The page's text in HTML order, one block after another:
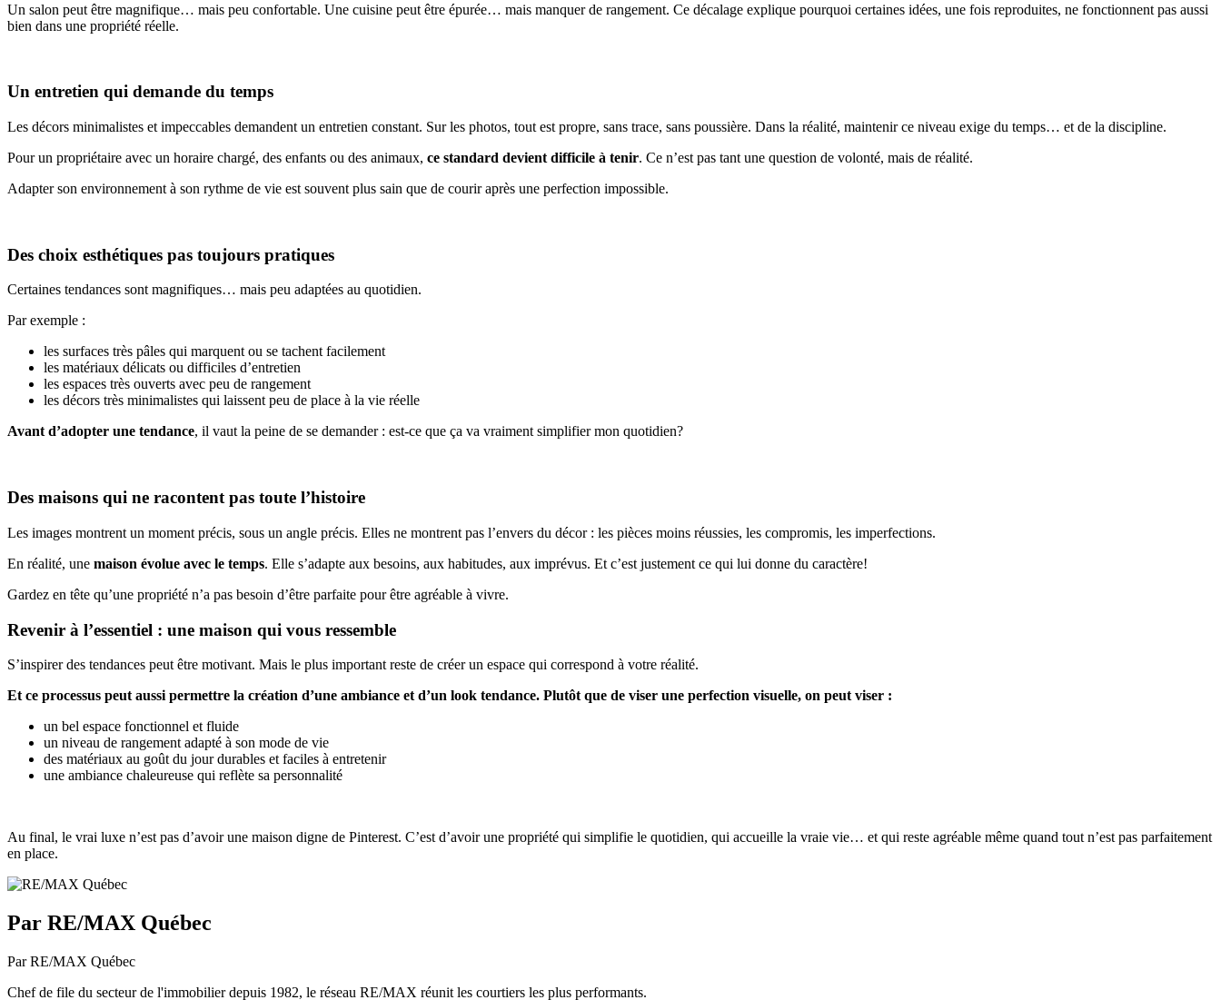
Un salon peut être magnifique… mais peu confortable. Une cuisine peut être épurée… mais manquer de rangement. Ce décalage explique pourquoi certaines idées, une fois reproduites, ne fonctionnent pas aussi
bien dans une propriété réelle.
Un entretien qui demande du temps
Les décors minimalistes et impeccables demandent un entretien constant. Sur les photos, tout est propre, sans trace, sans poussière. Dans la réalité, maintenir ce niveau exige du temps… et de la discipline.
Pour un propriétaire avec un horaire chargé, des enfants ou des animaux, ce standard devient difficile à tenir. Ce n’est pas tant une question de volonté, mais de réalité.
Adapter son environnement à son rythme de vie est souvent plus sain que de courir après une perfection impossible.
Des choix esthétiques pas toujours pratiques
Certaines tendances sont magnifiques… mais peu adaptées au quotidien.
Par exemple :
les surfaces très pâles qui marquent ou se tachent facilement
les matériaux délicats ou difficiles d’entretien
les espaces très ouverts avec peu de rangement
les décors très minimalistes qui laissent peu de place à la vie réelle
Avant d’adopter une tendance, il vaut la peine de se demander : est-ce que ça va vraiment simplifier mon quotidien?
Des maisons qui ne racontent pas toute l’histoire
Les images montrent un moment précis, sous un angle précis. Elles ne montrent pas l’envers du décor : les pièces moins réussies, les compromis, les imperfections.
En réalité, une maison évolue avec le temps. Elle s’adapte aux besoins, aux habitudes, aux imprévus. Et c’est justement ce qui lui donne du caractère!
Gardez en tête qu’une propriété n’a pas besoin d’être parfaite pour être agréable à vivre.
Revenir à l’essentiel : une maison qui vous ressemble
S’inspirer des tendances peut être motivant. Mais le plus important reste de créer un espace qui correspond à votre réalité.
Et ce processus peut aussi permettre la création d’une ambiance et d’un look tendance. Plutôt que de viser une perfection visuelle, on peut viser :
un bel espace fonctionnel et fluide
un niveau de rangement adapté à son mode de vie
des matériaux au goût du jour durables et faciles à entretenir
une ambiance chaleureuse qui reflète sa personnalité
Au final, le vrai luxe n’est pas d’avoir une maison digne de Pinterest. C’est d’avoir une propriété qui simplifie le quotidien, qui accueille la vraie vie… et qui reste agréable même quand tout n’est pas parfaitement
en place.
Par RE/MAX Québec
Par RE/MAX Québec
Chef de file du secteur de l'immobilier depuis 1982, le réseau RE/MAX réunit les courtiers les plus performants.